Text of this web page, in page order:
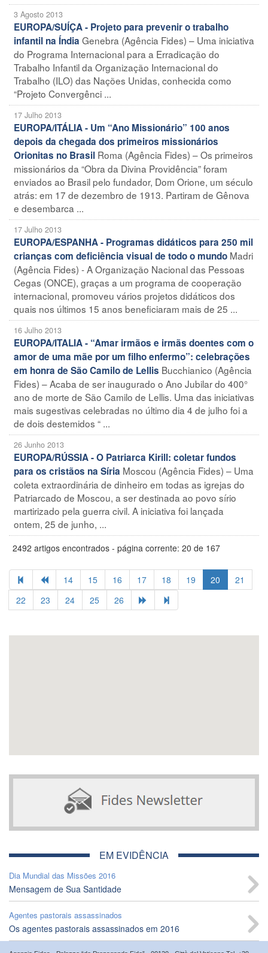
3 Agosto 2013
EUROPA/SUÍÇA - Projeto para prevenir o trabalho
infantil na Índia Genebra (Agência Fides) – Uma iniciativa
do Programa Internacional para a Erradicação do
Trabalho Infantil da Organização Internacional do
Trabalho (ILO) das Nações Unidas, conhecida como
“Projeto Convergênci ...
17 Julho 2013
EUROPA/ITÁLIA - Um “Ano Missionário” 100 anos
depois da chegada dos primeiros missionários
Orionitas no Brasil Roma (Agência Fides) – Os primeiros
missionários da “Obra da Divina Providência” foram
enviados ao Brasil pelo fundador, Dom Orione, um século
atrás: em 17 de dezembro de 1913. Partiram de Gênova
e desembarca ...
17 Julho 2013
EUROPA/ESPANHA - Programas didáticos para 250 mil
crianças com deficiência visual de todo o mundo Madri
(Agência Fides) - A Organização Nacional das Pessoas
Cegas (ONCE), graças a um programa de cooperação
internacional, promoveu vários projetos didáticos dos
quais nos últimos 15 anos beneficiaram mais de 25 ...
16 Julho 2013
EUROPA/ITALIA - “Amar irmãos e irmãs doentes com o
amor de uma mãe por um filho enfermo”: celebrações
em honra de São Camilo de Lellis Bucchianico (Agência
Fides) – Acaba de ser inaugurado o Ano Jubilar do 400°
ano de morte de São Camilo de Lellis. Uma das iniciativas
mais sugestivas celebradas no último dia 4 de julho foi a
de dois destemidos “ ...
26 Junho 2013
EUROPA/RÚSSIA - O Patriarca Kirill: coletar fundos
para os cristãos na Síria Moscou (Agência Fides) – Uma
coleta extraordinária de dinheiro em todas as igrejas do
Patriarcado de Moscou, a ser destinada ao povo sírio
martirizado pela guerra civil. A iniciativa foi lançada
ontem, 25 de junho, ...
2492 artigos encontrados - página corrente: 20 de 167
14 15 16 17 18 19 20
21
22
23 24 25 26
EM EVIDÊNCIA
Dia Mundial das Missões 2016
Mensagem de Sua Santidade
Agentes pastorais assassinados
Os agentes pastorais assassinados em 2016